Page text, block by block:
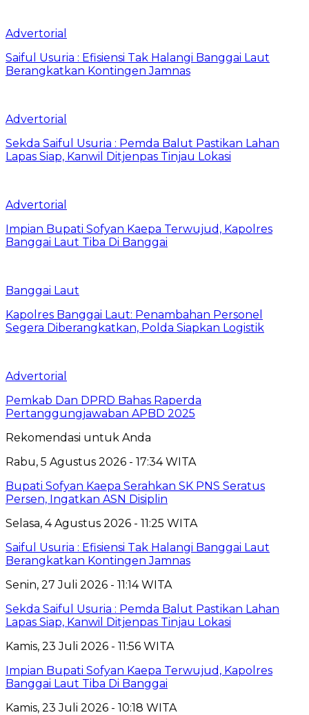
Advertorial
Saiful Usuria : Efisiensi Tak Halangi Banggai Laut
Berangkatkan Kontingen Jamnas
Advertorial
Sekda Saiful Usuria : Pemda Balut Pastikan Lahan
Lapas Siap, Kanwil Ditjenpas Tinjau Lokasi
Advertorial
Impian Bupati Sofyan Kaepa Terwujud, Kapolres
Banggai Laut Tiba Di Banggai
Banggai Laut
Kapolres Banggai Laut: Penambahan Personel
Segera Diberangkatkan, Polda Siapkan Logistik
Advertorial
Pemkab Dan DPRD Bahas Raperda
Pertanggungjawaban APBD 2025
Rekomendasi untuk Anda
Rabu, 5 Agustus 2026 - 17:34 WITA
Bupati Sofyan Kaepa Serahkan SK PNS Seratus
Persen, Ingatkan ASN Disiplin
Selasa, 4 Agustus 2026 - 11:25 WITA
Saiful Usuria : Efisiensi Tak Halangi Banggai Laut
Berangkatkan Kontingen Jamnas
Senin, 27 Juli 2026 - 11:14 WITA
Sekda Saiful Usuria : Pemda Balut Pastikan Lahan
Lapas Siap, Kanwil Ditjenpas Tinjau Lokasi
Kamis, 23 Juli 2026 - 11:56 WITA
Impian Bupati Sofyan Kaepa Terwujud, Kapolres
Banggai Laut Tiba Di Banggai
Kamis, 23 Juli 2026 - 10:18 WITA